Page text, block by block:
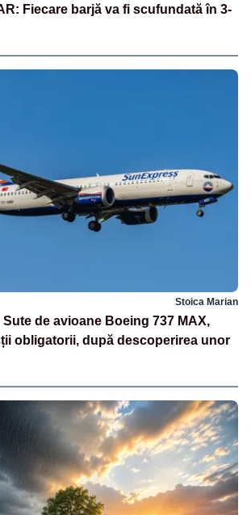
Fiecare barjă va fi scufundată în 3-
Stoica Marian
de avioane Boeing 737 MAX,
obligatorii, după descoperirea unor